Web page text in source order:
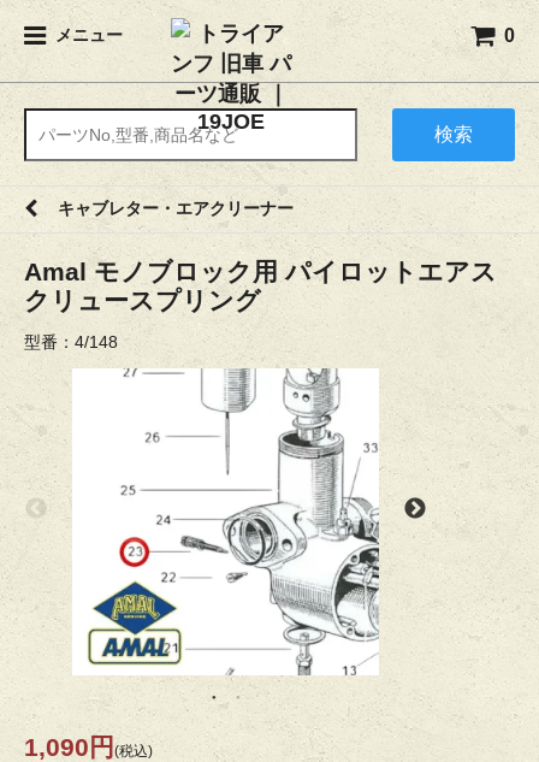
メニュー 0
検索
キャブレター・エアクリーナー
Amal モノブロック用 パイロットエアス
クリュースプリング
型番：4/148
1,090円 (税込)